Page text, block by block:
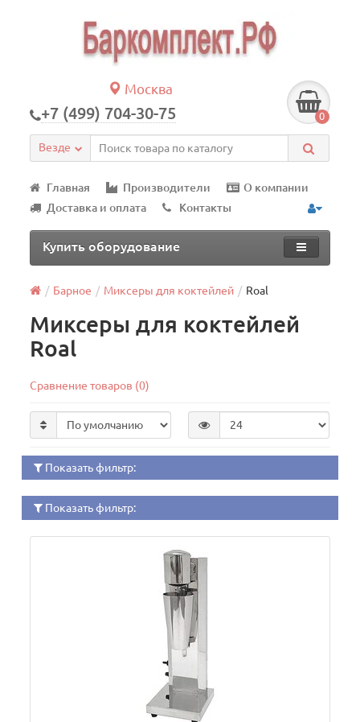
Москва
+7 (499) 704-30-75 0
Везде
Главная Производители
О компании
Доставка и оплата
Контакты
Купить оборудование
Барное Миксеры для коктейлей Roal
Миксеры для коктейлей
Roal
Сравнение товаров (0)
Показать фильтр:
Показать фильтр: